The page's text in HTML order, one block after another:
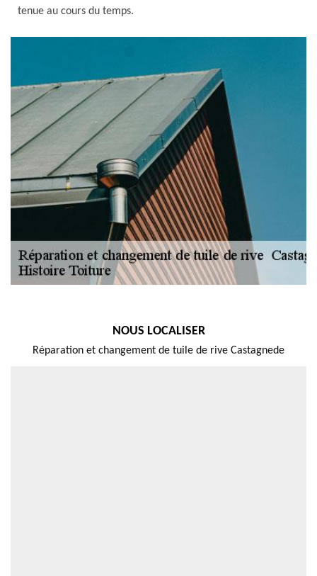
tenue au cours du temps.
NOUS LOCALISER
Réparation et changement de tuile de rive Castagnede